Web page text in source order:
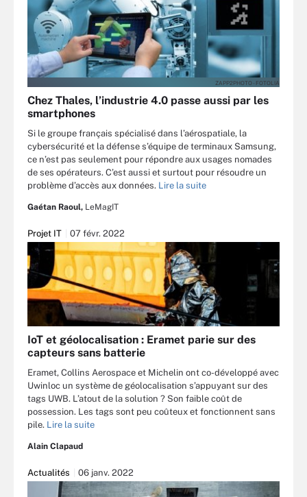
ZAPP2PHOTO - FOTOLIA
Chez Thales, l’industrie 4.0 passe aussi par les
smartphones
Si le groupe français spécialisé dans l’aérospatiale, la
cybersécurité et la défense s’équipe de terminaux Samsung,
ce n’est pas seulement pour répondre aux usages nomades
de ses opérateurs. C’est aussi et surtout pour résoudre un
problème d’accès aux données. Lire la suite
Gaétan Raoul, LeMagIT
Projet IT 07 févr. 2022
IoT et géolocalisation : Eramet parie sur des
capteurs sans batterie
Eramet, Collins Aerospace et Michelin ont co-développé avec
Uwinloc un système de géolocalisation s’appuyant sur des
tags UWB. L’atout de la solution ? Son faible coût de
possession. Les tags sont peu coûteux et fonctionnent sans
pile. Lire la suite
Alain Clapaud
Actualités 06 janv. 2022